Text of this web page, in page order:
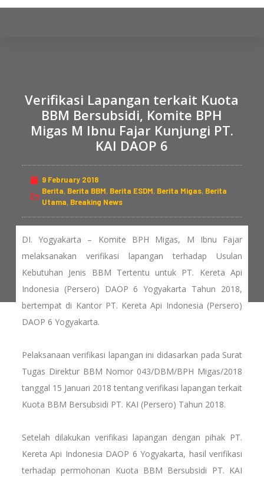
Verifikasi Lapangan terkait Kuota
BBM Bersubsidi, Komite BPH
Migas M Ibnu Fajar Kunjungi PT.
KAI DAOP 6
9 February 2018
Berita, Berita BBM, Berita ESDM, Berita Migas, Berita
Utama, Breaking News
DI. Yogyakarta – Komite BPH Migas, M Ibnu Fajar
melaksanakan verifikasi lapangan terhadap Usulan
Kebutuhan Jenis BBM Tertentu untuk PT. Kereta Api
Indonesia (Persero) DAOP 6 Yogyakarta Tahun 2018,
bertempat di Kantor PT. Kereta Api Indonesia (Persero)
DAOP 6 Yogyakarta.
Pelaksanaan verifikasi lapangan ini didasarkan pada Surat
Tugas Direktur BBM Nomor 043/DBM/BPH Migas/2018
tanggal 15 Januari 2018 tentang verifikasi lapangan terkait
Kuota BBM Bersubsidi PT. KAI (Persero) Tahun 2018.
Setelah dilakukan verifikasi lapangan dengan pihak PT.
Kereta Api Indonesia DAOP 6 Yogyakarta, hasil verifikasi
terhadap permohonan Kuota BBM Bersubsidi PT. KAI